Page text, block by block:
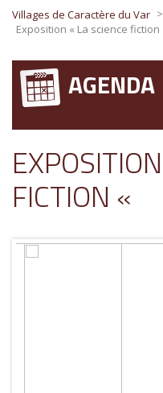
Villages de Caractère du Var >
Exposition « La science fiction
AGENDA
FICTION «